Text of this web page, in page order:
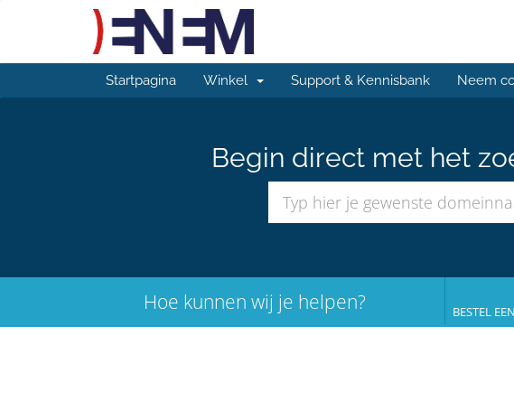
Startpagina Winkel Support & Kennisbank Neem
Begin direct met het
Hoe kunnen wij je helpen? BESTEL